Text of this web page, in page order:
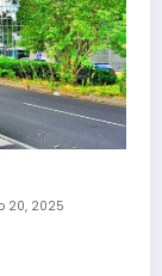
20, 2025